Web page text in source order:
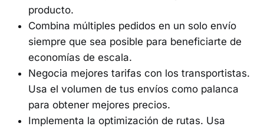
producto.
Combina múltiples pedidos en un solo envío
siempre que sea posible para beneficiarte de
economías de escala.
Negocia mejores tarifas con los transportistas.
Usa el volumen de tus envíos como palanca
para obtener mejores precios.
Implementa la optimización de rutas. Usa